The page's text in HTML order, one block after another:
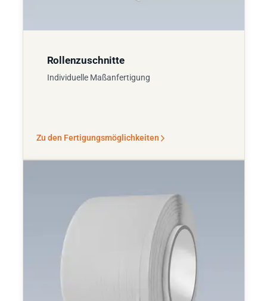
Rollenzuschnitte
Individuelle Maßanfertigung
Zu den Fertigungsmöglichkeiten